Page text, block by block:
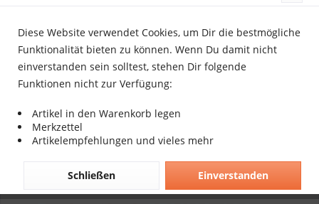
Diese Website verwendet Cookies, um Dir die bestmögliche
Funktionalität bieten zu können. Wenn Du damit nicht
einverstanden sein solltest, stehen Dir folgende
Funktionen nicht zur Verfügung:
Artikel in den Warenkorb legen
Merkzettel
Artikelempfehlungen und vieles mehr
Einverstanden
Schließen